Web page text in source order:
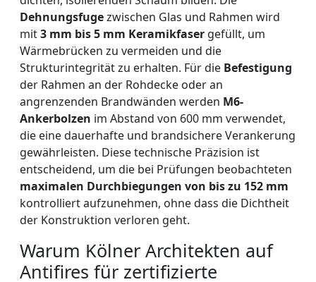
Dehnungsfugezwischen Glas und Rahmen wird
mit3 mm bis 5 mm Keramikfaser gefüllt, um
Wärmebrücken zu vermeiden und die
Strukturintegrität zu erhalten. Für die Befestigung
der Rahmen an der Rohdecke oder an
angrenzenden Brandwänden werden M6-
Ankerbolzen im Abstand von 600 mm verwendet,
die eine dauerhafte und brandsichere Verankerung
gewährleisten. Diese technische Präzision ist
entscheidend, um die bei Prüfungen beobachteten
maximalen Durchbiegungen von bis zu 152 mm
kontrolliert aufzunehmen, ohne dass die Dichtheit
der Konstruktion verloren geht.
Warum Kölner Architekten auf
Antifires für zertifizierte